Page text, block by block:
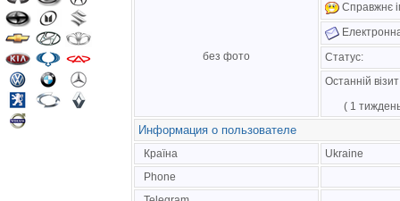
без фото
Справжнє
Статус:
Останній
( 1
Информация о пользователе
Країна
Ukraine
Phone